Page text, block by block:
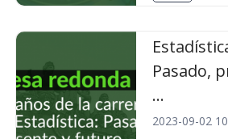
Pasado,
...
2023-09-02